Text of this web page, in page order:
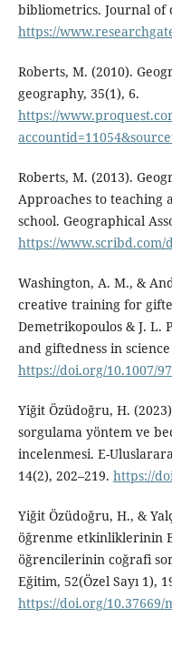
bibliometrics. Journal of
https://
Roberts, M. (2010).
geography, 35(1), 6.
https://
Roberts, M. (2013).
Approaches to teaching
school. Geographical
https://www.scribd.com/
Washington, A. M., &
creative training for
Demetrikopoulos & J. L.
and giftedness in
https://doi.org/10.1007/
Yiğit Özüdoğru, H.
sorgulama yöntem ve
incelenmesi. E-
14(2), 202–219. https://
Yiğit Özüdoğru, H., &
öğrenme etkinliklerinin
öğrencilerinin coğrafi
Eğitim, 52(Özel Sayı 1),
https://doi.org/10.37669/